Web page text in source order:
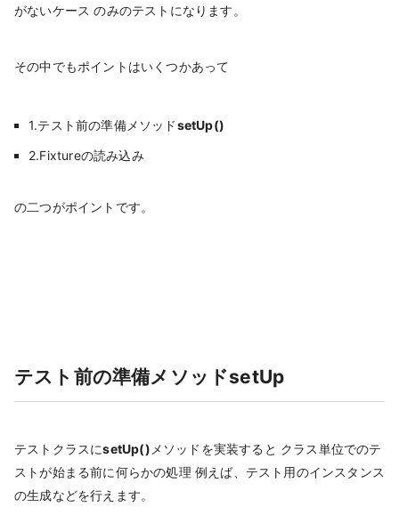
がないケース のみのテストになります。
その中でもポイントはいくつかあって
1.テスト前の準備メソッドsetUp()
2.Fixtureの読み込み
の二つがポイントです。
テスト前の準備メソッドsetUp
テストクラスにsetUp() メソッドを実装すると クラス単位でのテ
ストが始まる前に何らかの処理 例えば、テスト用のインスタンス
の生成などを行えます。